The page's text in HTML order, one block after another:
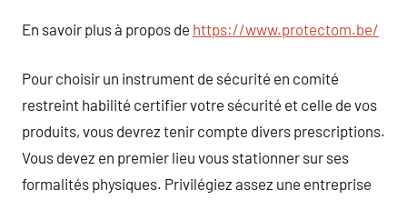
En savoir plus à propos de https://www.protectom.be/
Pour choisir un instrument de sécurité en comité
restreint habilité certifier votre sécurité et celle de vos
produits, vous devrez tenir compte divers prescriptions.
Vous devez en premier lieu vous stationner sur ses
formalités physiques. Privilégiez assez une entreprise